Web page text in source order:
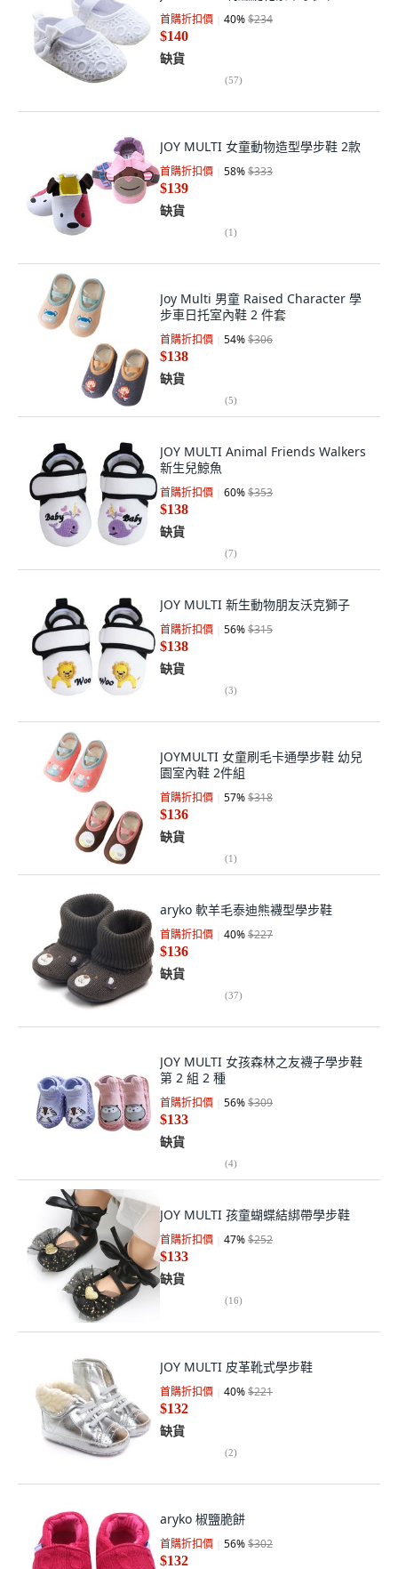
首購折扣價 40%$234
$140
缺貨
(57)
JOY MULTI 女童動物造型學步鞋 2款
首購折扣價 58%$333
$139
缺貨
(1)
Joy Multi 男童 Raised Character 學
步車日托室內鞋 2 件套
首購折扣價 54%$306
$138
缺貨
(5)
JOY MULTI Animal Friends Walkers
新生兒鯨魚
首購折扣價 60%$353
$138
缺貨
(7)
JOY MULTI 新生動物朋友沃克獅子
首購折扣價 56%$315
$138
缺貨
(3)
JOYMULTI 女童刷毛卡通學步鞋 幼兒
園室內鞋 2件組
首購折扣價 57%$318
$136
缺貨
(1)
aryko 軟羊毛泰迪熊襪型學步鞋
首購折扣價 40%$227
$136
缺貨
(37)
JOY MULTI 女孩森林之友襪子學步鞋
第 2 組 2 種
首購折扣價 56%$309
$133
缺貨
(4)
JOY MULTI 孩童蝴蝶結綁帶學步鞋
首購折扣價 47%$252
$133
缺貨
(16)
JOY MULTI 皮革靴式學步鞋
首購折扣價 40%$221
$132
缺貨
(2)
aryko 椒鹽脆餅
首購折扣價 56%$302
$132